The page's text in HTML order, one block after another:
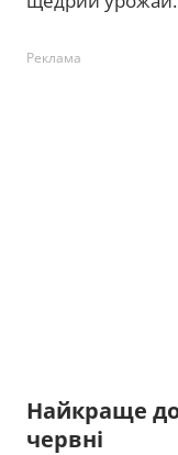
Реклама
Найкраще
червні